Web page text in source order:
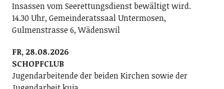
Insassen vom Seerettungsdienst bewältigt wird.
14.30 Uhr, Gemeinderatssaal Untermosen,
Gulmenstrasse 6, Wädenswil
FR, 28.08.2026
SCHOPFCLUB
Jugendarbeitende der beiden Kirchen sowie der